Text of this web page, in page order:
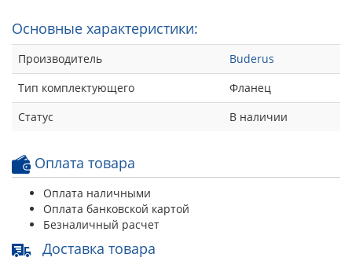
Основные характеристики:
Производитель
Buderus
Тип комплектующего
Фланец
Статус
В наличии
Оплата товара
Оплата наличными
Оплата банковской картой
Безналичный расчет
Доставка товара